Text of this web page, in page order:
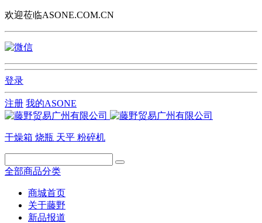
欢迎莅临ASONE.COM.CN
登录
注册 我的ASONE
干燥箱 烧瓶 天平 粉碎机
全部商品分类
商城首页
关于藤野
新品报道